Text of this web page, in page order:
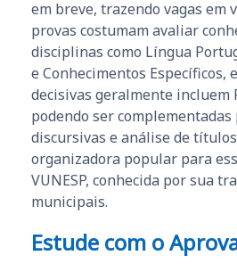
em breve, trazendo vagas em
provas costumam avaliar
disciplinas como Língua
e Conhecimentos Específicos,
decisivas geralmente incluem
podendo ser complementadas
discursivas e análise de
organizadora popular para
VUNESP, conhecida por sua
municipais.
Estude com o